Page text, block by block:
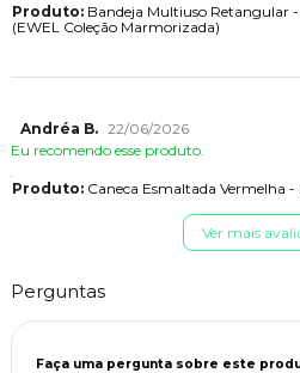
Produto:Bandeja Multiuso Retangular
(EWEL Coleção Marmorizada)
Andréa B. 22/06/2026
Eu recomendo esse produto.
Produto:Caneca Esmaltada Vermelha -
Ver mais
Perguntas
Faça uma pergunta sobre este